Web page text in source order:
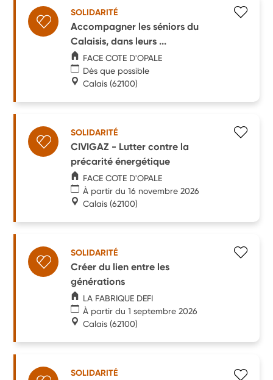
SOLIDARITÉ
Accompagner les séniors du
Calaisis, dans leurs ...
FACE COTE D'OPALE
Dès que possible
Calais (62100)
SOLIDARITÉ
CIVIGAZ - Lutter contre la
précarité énergétique
FACE COTE D'OPALE
À partir du 16 novembre 2026
Calais (62100)
SOLIDARITÉ
Créer du lien entre les
générations
LA FABRIQUE DEFI
À partir du 1 septembre 2026
Calais (62100)
SOLIDARITÉ